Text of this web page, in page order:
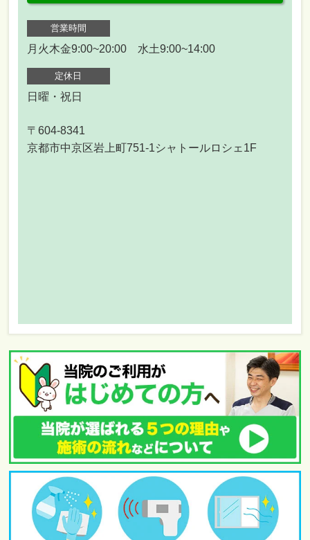
営業時間
月火木金9:00~20:00 水土9:00~14:00
定休日
日曜・祝日
〒604-8341
京都市中京区岩上町751-1シャトールロシェ1F